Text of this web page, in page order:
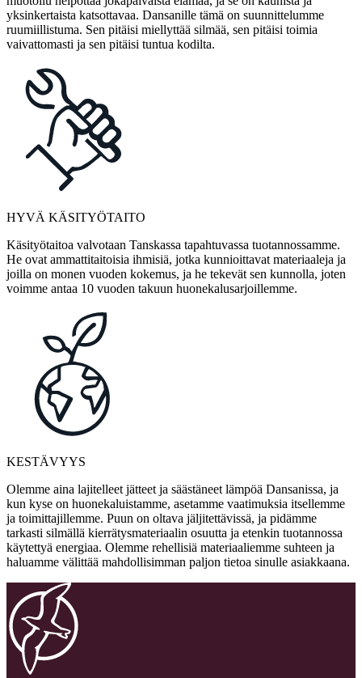
yksinkertaista katsottavaa. Dansanille tämä on suunnittelumme
ruumiillistuma. Sen pitäisi miellyttää silmää, sen pitäisi toimia
vaivattomasti ja sen pitäisi tuntua kodilta.
HYVÄ KÄSITYÖTAITO
Käsityötaitoa valvotaan Tanskassa tapahtuvassa tuotannossamme.
He ovat ammattitaitoisia ihmisiä, jotka kunnioittavat materiaaleja ja
joilla on monen vuoden kokemus, ja he tekevät sen kunnolla, joten
voimme antaa 10 vuoden takuun huonekalusarjoillemme.
KESTÄVYYS
Olemme aina lajitelleet jätteet ja säästäneet lämpöä Dansanissa, ja
kun kyse on huonekaluistamme, asetamme vaatimuksia itsellemme
ja toimittajillemme. Puun on oltava jäljitettävissä, ja pidämme
tarkasti silmällä kierrätysmateriaalin osuutta ja etenkin tuotannossa
käytettyä energiaa. Olemme rehellisiä materiaaliemme suhteen ja
haluamme välittää mahdollisimman paljon tietoa sinulle asiakkaana.